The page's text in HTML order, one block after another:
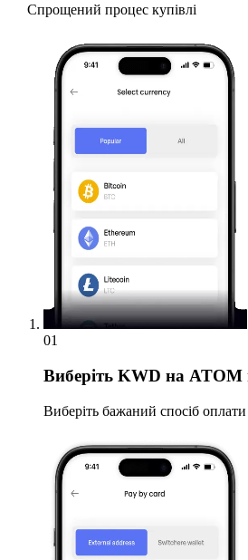
Спрощений процес купівлі
01
Виберіть KWD на ATOM
Виберіть бажаний спосіб оплати